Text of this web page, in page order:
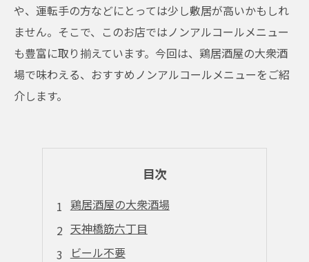
や、運転手の方などにとっては少し敷居が高いかもしれ
ません。そこで、このお店ではノンアルコールメニュー
も豊富に取り揃えています。今回は、鶏居酒屋の大衆酒
場で味わえる、おすすめノンアルコールメニューをご紹
介します。
目次
鶏居酒屋の大衆酒場
天神橋筋六丁目
ビール不要